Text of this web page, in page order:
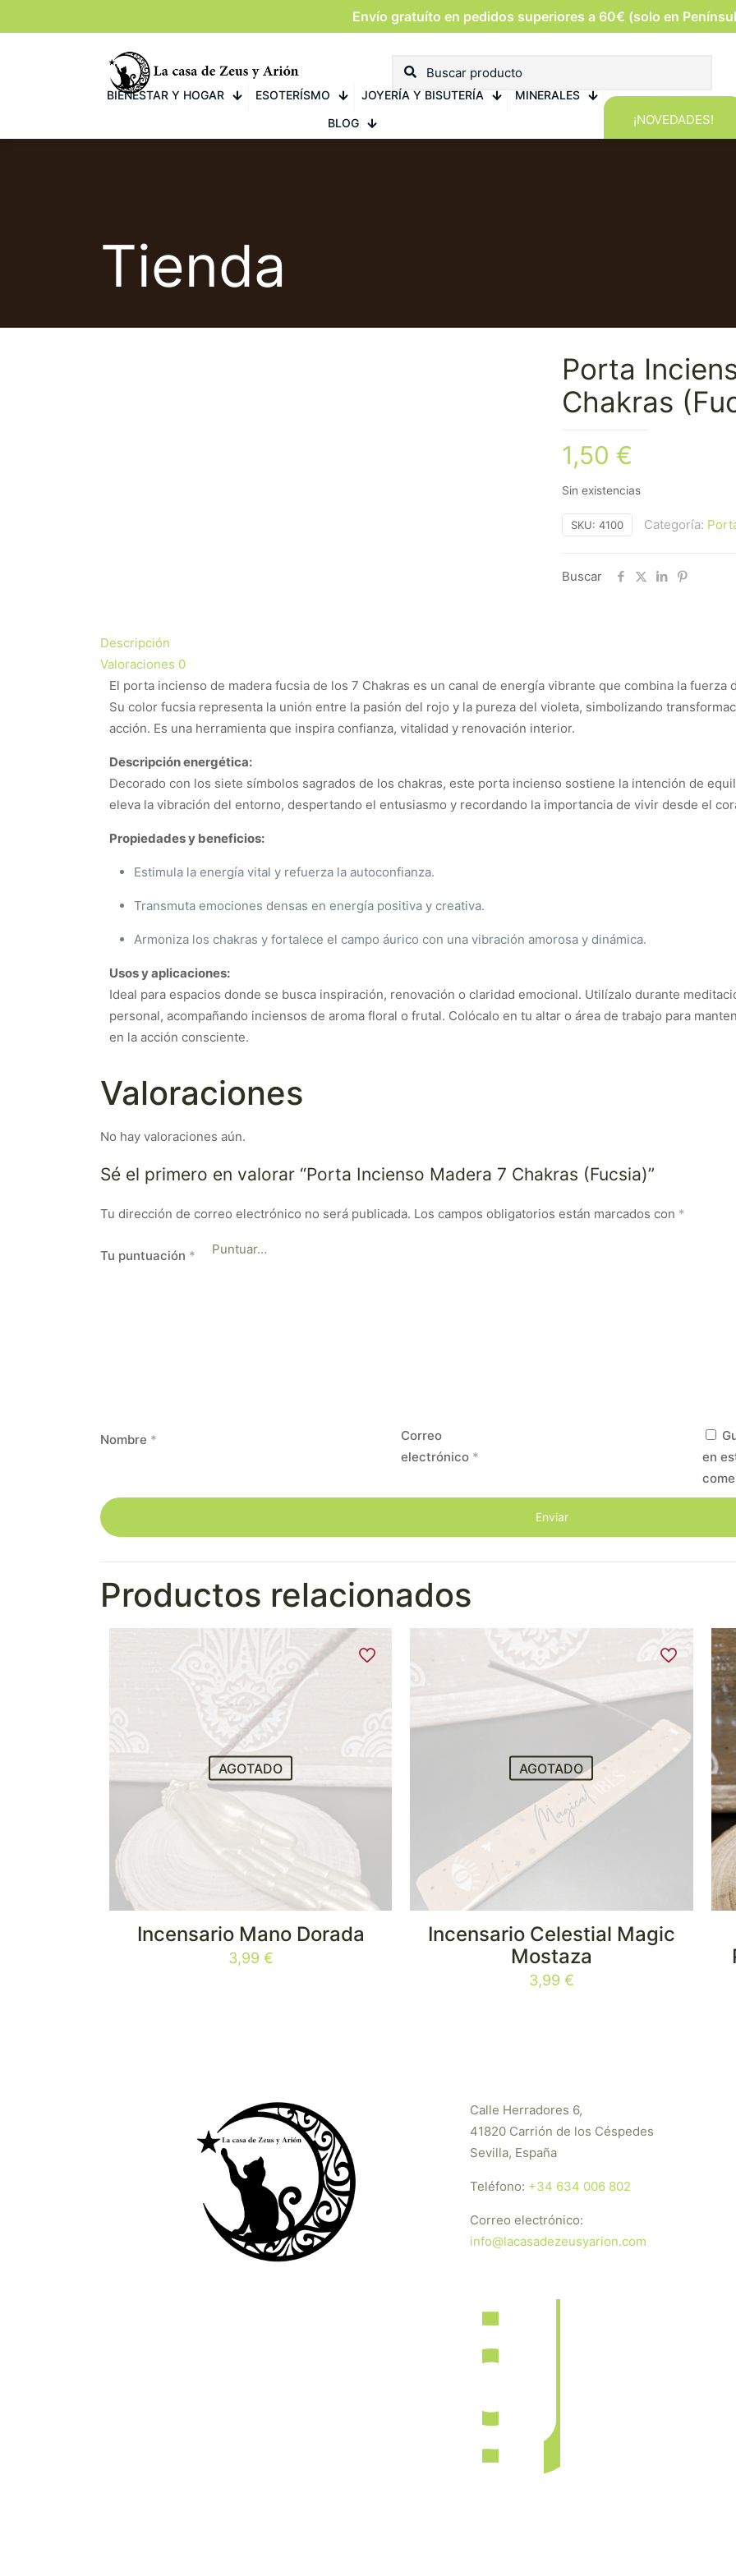
Envío gratuíto en pedidos superiores a 60€ (solo en
BIENESTAR Y HOGAR ESOTERÍSMO JOYERÍA Y BISUTERÍA
MINERALES
BLOG
¡NOVEDADES!
Tienda
Porta
Chakras
1,50 €
Sin existencias
SKU: 4100 Categoría:
Buscar
Descripción
Valoraciones 0
El porta incienso de madera fucsia de los 7 Chakras es un canal de energía vibrante que combina la
Su color fucsia representa la unión entre la pasión del rojo y la pureza del violeta, simbolizando
acción. Es una herramienta que inspira confianza, vitalidad y renovación interior.
Descripción energética:
Decorado con los siete símbolos sagrados de los chakras, este porta incienso sostiene la intención de
eleva la vibración del entorno, despertando el entusiasmo y recordando la importancia de vivir desde el
Propiedades y beneficios:
Estimula la energía vital y refuerza la autoconfianza.
Transmuta emociones densas en energía positiva y creativa.
Armoniza los chakras y fortalece el campo áurico con una vibración amorosa y dinámica.
Usos y aplicaciones:
Ideal para espacios donde se busca inspiración, renovación o claridad emocional. Utilízalo durante
personal, acompañando inciensos de aroma floral o frutal. Colócalo en tu altar o área de trabajo para
en la acción consciente.
Valoraciones
No hay valoraciones aún.
Sé el primero en valorar “Porta Incienso Madera 7 Chakras (Fucsia)”
Tu dirección de correo electrónico no será publicada. Los campos obligatorios están marcados con *
Tu puntuación *
Nombre *
Correo
electrónico *
en
Productos relacionados
AGOTADO
Incensario Mano Dorada
3,99 €
AGOTADO
Incensario Celestial Magic
Mostaza
3,99 €
Calle Herradores 6,
41820 Carrión de los Céspedes
Sevilla, España
Teléfono: +34 634 006 802
Correo electrónico:
info@lacasadezeusyarion.com